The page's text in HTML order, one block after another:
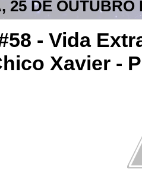
25 DE OUTUBRO
- Vida
Xavier -